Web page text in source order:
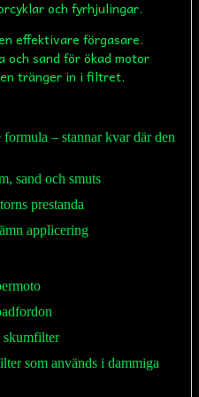
och fyrhjulingar.
effektivare förgasare.
sand för ökad motor
tränger in i filtret.
– stannar kvar där den
sand och smuts
prestanda
applicering
skumfilter
som används i dammiga